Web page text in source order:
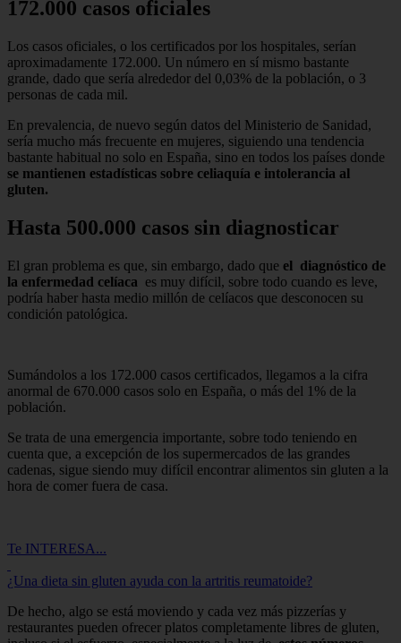
172.000 casos oficiales
Los casos oficiales, o los certificados por los hospitales, serían
aproximadamente 172.000. Un número en sí mismo bastante
grande, dado que sería alrededor del 0,03% de la población, o 3
personas de cada mil.
En prevalencia, de nuevo según datos del Ministerio de Sanidad,
sería mucho más frecuente en mujeres, siguiendo una tendencia
bastante habitual no solo en España, sino en todos los países donde
se mantienen estadísticas sobre celiaquía e intolerancia al
gluten.
Hasta 500.000 casos sin diagnosticar
El gran problema es que, sin embargo, dado que el diagnóstico de
la enfermedad celíaca es muy difícil, sobre todo cuando es leve,
podría haber hasta medio millón de celíacos que desconocen su
condición patológica.
Sumándolos a los 172.000 casos certificados, llegamos a la cifra
anormal de 670.000 casos solo en España, o más del 1% de la
población.
Se trata de una emergencia importante, sobre todo teniendo en
cuenta que, a excepción de los supermercados de las grandes
cadenas, sigue siendo muy difícil encontrar alimentos sin gluten a la
hora de comer fuera de casa.
Te INTERESA...
¿Una dieta sin gluten ayuda con la artritis reumatoide?
De hecho, algo se está moviendo y cada vez más pizzerías y
restaurantes pueden ofrecer platos completamente libres de gluten,